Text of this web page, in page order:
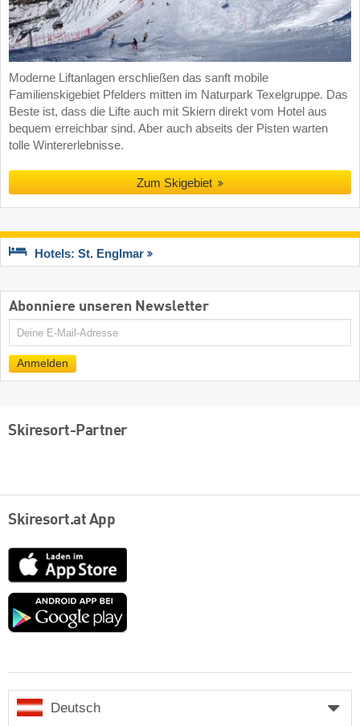
Moderne Liftanlagen erschließen das sanft mobile
Familienskigebiet Pfelders mitten im Naturpark Texelgruppe. Das
Beste ist, dass die Lifte auch mit Skiern direkt vom Hotel aus
bequem erreichbar sind. Aber auch abseits der Pisten warten
tolle Wintererlebnisse.
Zum Skigebiet
Hotels: St. Englmar
Abonniere unseren Newsletter
E-
Anmelden
Skiresort-Partner
Skiresort.at App
App
Store
Google
Deutsch